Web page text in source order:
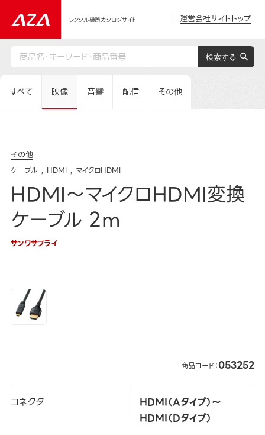
レンタル機器カタログサイト 運営会社サイトトップ
すべて 映像 音響 配信 その他
その他
ケーブル HDMI マイクロHDMI
HDMI～マイクロHDMI変換
ケーブル 2m
サンワサプライ
商品コード：053252
コネクタ
HDMI（Aタイプ）～
HDMI（Dタイプ）